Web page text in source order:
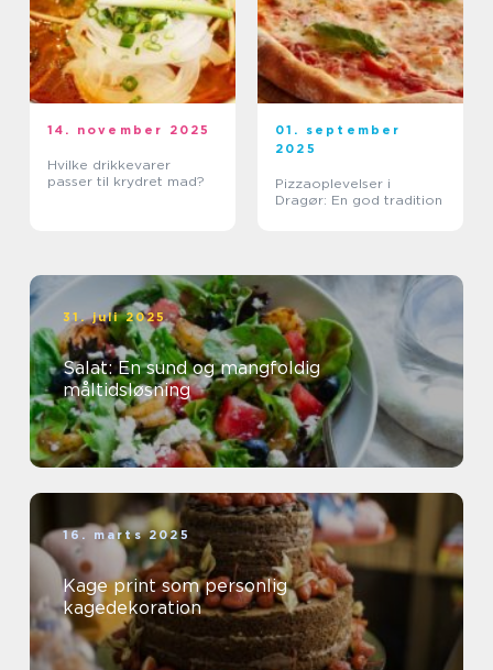
14. november 2025
Hvilke drikkevarer
passer til krydret mad?
01. september
2025
Pizzaoplevelser i
Dragør: En god tradition
31. juli 2025
Salat: En sund og mangfoldig
måltidsløsning
16. marts 2025
Kage print som personlig
kagedekoration